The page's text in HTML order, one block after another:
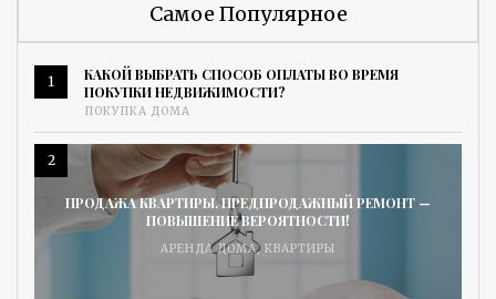
Самое Популярное
1
КАКОЙ ВЫБРАТЬ СПОСОБ ОПЛАТЫ ВО ВРЕМЯ
ПОКУПКИ НЕДВИЖИМОСТИ?
ПОКУПКА ДОМА
2
ПРОДАЖА КВАРТИРЫ. ПРЕДПРОДАЖНЫЙ РЕМОНТ —
ПОВЫШЕНИЕ ВЕРОЯТНОСТИ!
АРЕНДА ДОМА, КВАРТИРЫ